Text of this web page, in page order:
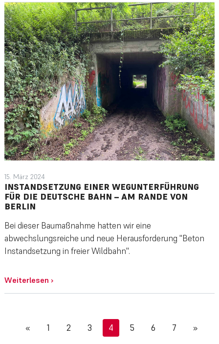
15. März 2024
INSTANDSETZUNG EINER WEGUNTERFÜHRUNG
FÜR DIE DEUTSCHE BAHN – AM RANDE VON
BERLIN
Bei dieser Baumaßnahme hatten wir eine
abwechslungsreiche und neue Herausforderung "Beton
Instandsetzung in freier Wildbahn".
Weiterlesen ›
« 1 2 3 4 5 6 7 »